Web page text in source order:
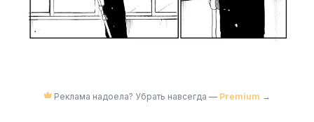
Реклама надоела? Убрать навсегда — Premium →